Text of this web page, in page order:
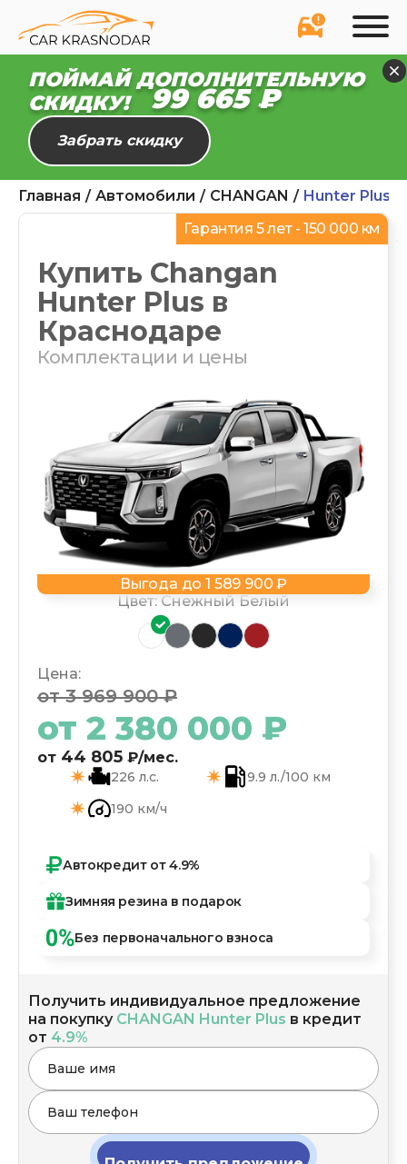
ПОЙМАЙ ДОПОЛНИТЕЛЬНУЮ
СКИДКУ!
99 610 ₽
Забрать скидку
Главная Автомобили CHANGAN
Hunter Plus
Гарантия 5 лет - 150 000 км
Купить Changan
Hunter Plus в
Краснодаре
Комплектации и цены
226 л.с.
9.9 л./100 км
190 км/ч
Цвет: Снежный Белый
Цена:
от 3 969 900 ₽
от 2 380 000 ₽
от 44 805 ₽/мес.
Выгода до 1 589 900 ₽
Автокредитот 4.9%
Зимняя резина в подарок
Без первоначального взноса
Получить индивидуальное предложение
на покупку CHANGAN Hunter Plus в кредит
от 4.9%